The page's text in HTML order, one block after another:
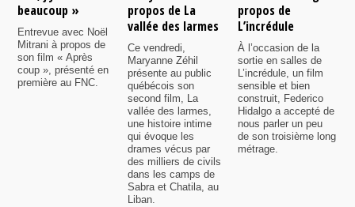
beaucoup »
Entrevue avec Noël
Mitrani à propos de
son film « Après
coup », présenté en
première au FNC.
propos de La
vallée des larmes
Ce vendredi,
Maryanne Zéhil
présente au public
québécois son
second film, La
vallée des larmes,
une histoire intime
qui évoque les
drames vécus par
des milliers de civils
dans les camps de
Sabra et Chatila, au
Liban.
propos de
L’incrédule
À l’occasion de la
sortie en salles de
L’incrédule, un film
sensible et bien
construit, Federico
Hidalgo a accepté de
nous parler un peu
de son troisième long
métrage.